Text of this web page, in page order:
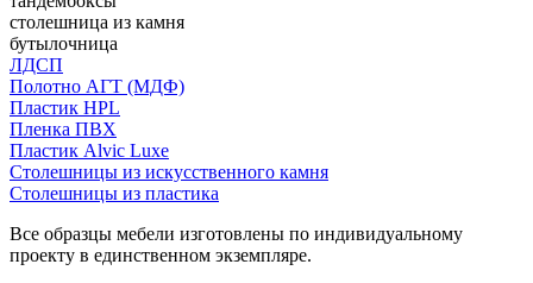
столешница из камня
бутылочница
ЛДСП
Полотно АГТ (МДФ)
Пластик HPL
Пленка ПВХ
Пластик Alvic Luxe
Столешницы из искусственного камня
Столешницы из пластика
Все образцы мебели изготовлены по индивидуальному
проекту в единственном экземпляре.